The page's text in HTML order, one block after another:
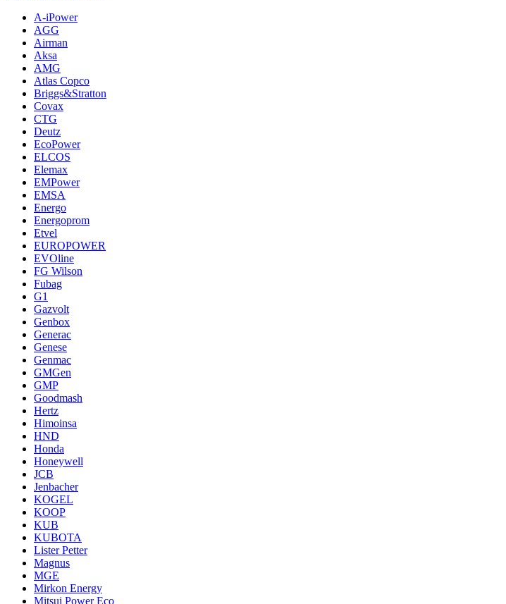
A-iPower
AGG
Airman
Aksa
AMG
Atlas Copco
Briggs&Stratton
Covax
CTG
Deutz
EcoPower
ELCOS
Elemax
EMPower
EMSA
Energo
Energoprom
Etvel
EUROPOWER
EVOline
FG Wilson
Fubag
G1
Gazvolt
Genbox
Generac
Genese
Genmac
GMGen
GMP
Goodmash
Hertz
Himoinsa
HND
Honda
Honeywell
JCB
Jenbacher
KOGEL
KOOP
KUB
KUBOTA
Lister Petter
Magnus
MGE
Mirkon Energy
Mitsui Power Eco